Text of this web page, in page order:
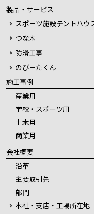
製品・サービス
スポーツ施設テントハウ
つな木
防滑工事
のびーたくん
施工事例
産業用
学校・スポーツ用
土木用
商業用
会社概要
沿革
主要取引先
部門
本社・支店・工場所在地